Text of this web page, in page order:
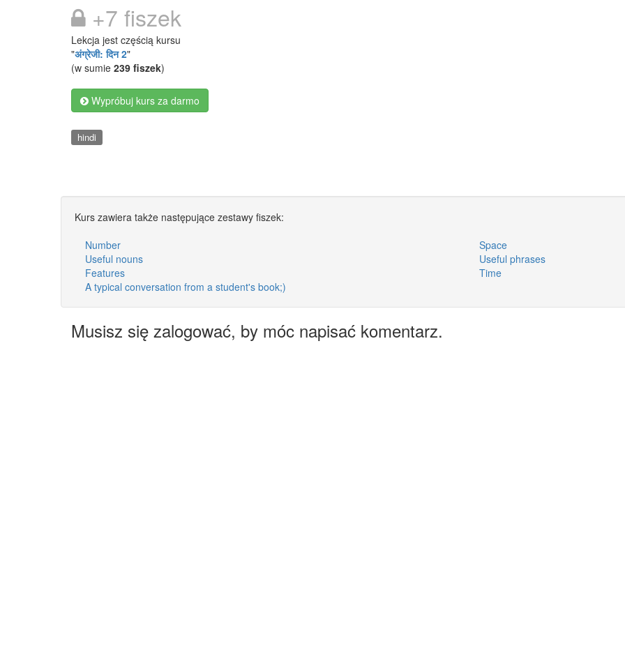
+7 fiszek
Lekcja jest częścią kursu
"अंग्रेजी: दिन 2"
(w sumie 239 fiszek)
Wypróbuj kurs za darmo
hindi
Kurs zawiera także następujące zestawy fiszek:
Number
Space
Useful nouns
Useful phrases
Features
Time
A typical conversation from a student's book;)
Musisz się zalogować, by móc napisać komentarz.